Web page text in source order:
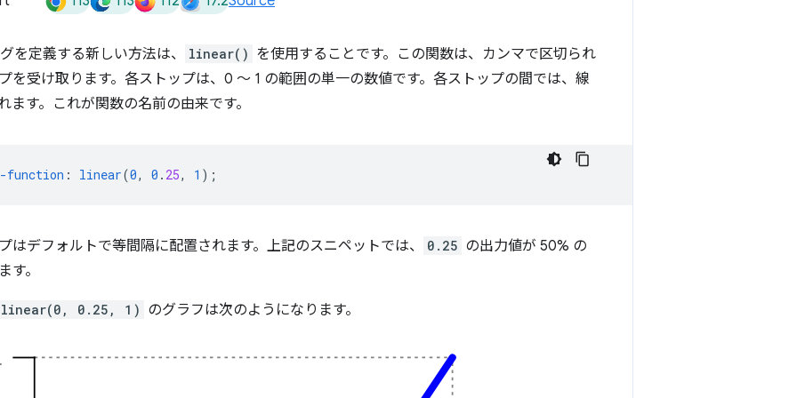
を定義する新しい方法は、 linear() を使用することです。この関数は、カンマで区切られ
を受け取ります。各ストップは、0 ～ 1 の範囲の単一の数値です。各ストップの間では、線
ます。これが関数の名前の由来です。
function : linear(0, 0 . 25, 1 );
はデフォルトで等間隔に配置されます。上記のスニペットでは、 0.25 の出力値が 50% の
す。
linear(0, 0.25, 1) のグラフは次のようになります。